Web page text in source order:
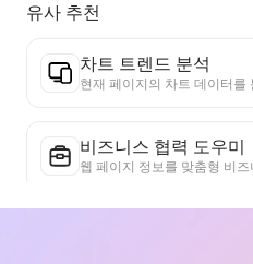
유사 추천
차트 트렌드 분석
비즈니스 협력 도우미